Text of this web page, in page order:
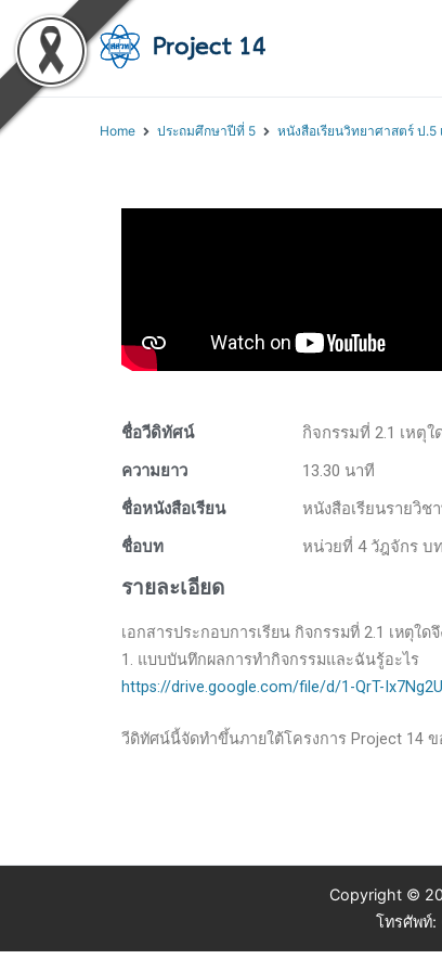
Home ประถมศึกษาปีที่ 5 หนังสือเรียนวิทยาศาสตร์ ป.5
ชื่อวีดิทัศน์
กิจกรรมที่ 2.1 เหตุใ
ความยาว
13.30 นาที
ชื่อหนังสือเรียน
หนังสือเรียนรายวิช
ชื่อบท
หน่วยที่ 4 วัฎจักร บ
รายละเอียด
เอกสารประกอบการเรียน กิจกรรมที่ 2.1 เหตุใด
1. แบบบันทึกผลการทำกิจกรรมและฉันรู้อะไร
https://drive.google.com/file/d/1-QrT-
วีดิทัศน์นี้จัดทำขึ้นภายใต้โครงการ Project 14 ข
Copyright ©
โทรศัพท์: